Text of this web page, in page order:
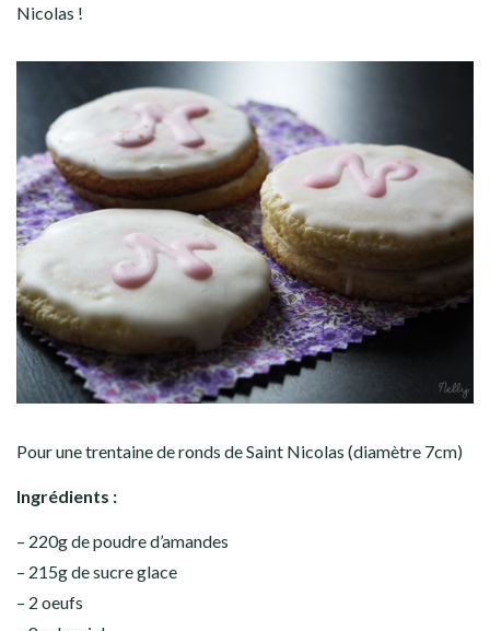
Nicolas !
Pour une trentaine de ronds de Saint Nicolas (diamètre 7cm)
Ingrédients :
– 220g de poudre d’amandes
– 215g de sucre glace
– 2 oeufs